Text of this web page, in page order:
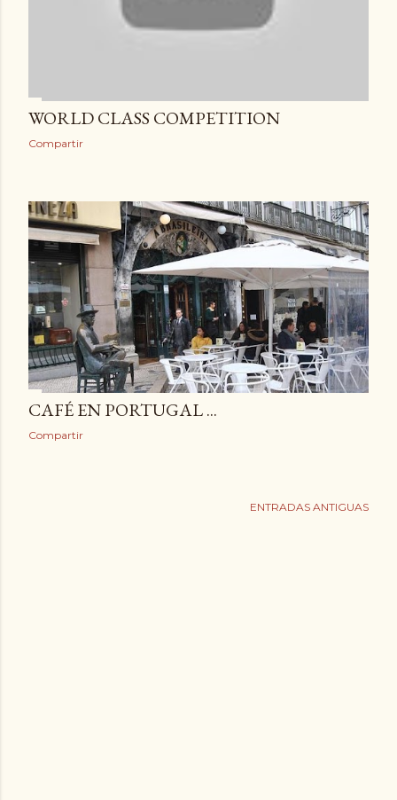
WORLD CLASS COMPETITION
Compartir
CAFÉ EN PORTUGAL ...
Compartir
ENTRADAS ANTIGUAS